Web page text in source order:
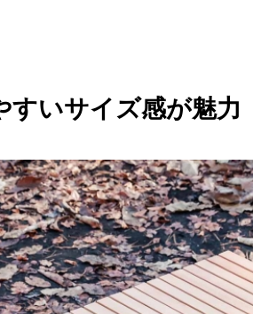
いサイズ感が魅力